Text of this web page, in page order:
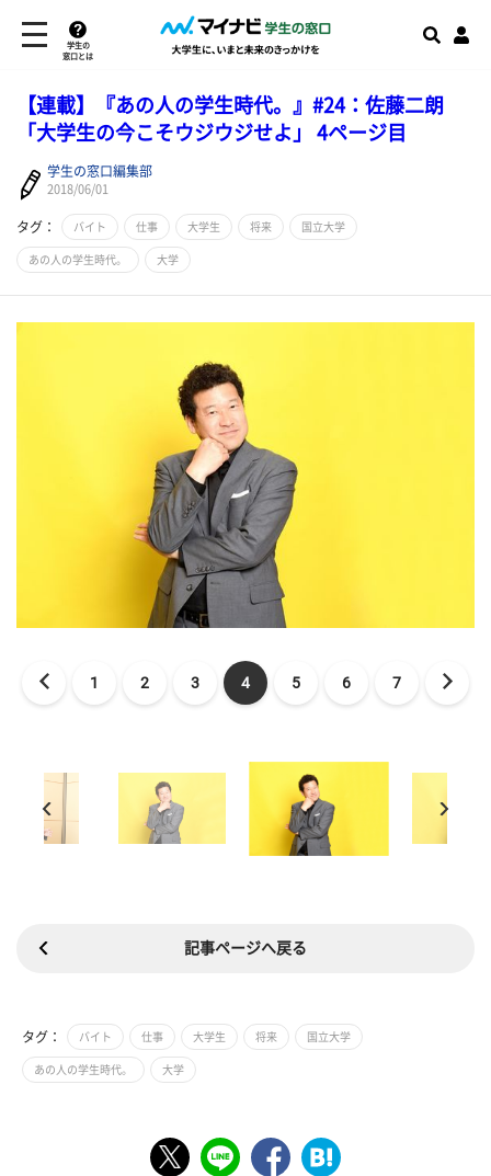
学生の
窓口とは
【連載】『あの人の学生時代。』#24：佐藤二朗
「大学生の今こそウジウジせよ」 4ページ目
学生の窓口編集部
2018/06/01
タグ： バイト 仕事 大学生 将来 国立大学
あの人の学生時代。 大学
1 2 3 4 5 6 7
記事ページへ戻る
タグ： バイト 仕事 大学生 将来 国立大学
あの人の学生時代。 大学